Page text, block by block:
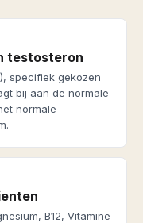
testosteron
specifiek gekozen
bij aan de normale
normale
B12, Vitamine